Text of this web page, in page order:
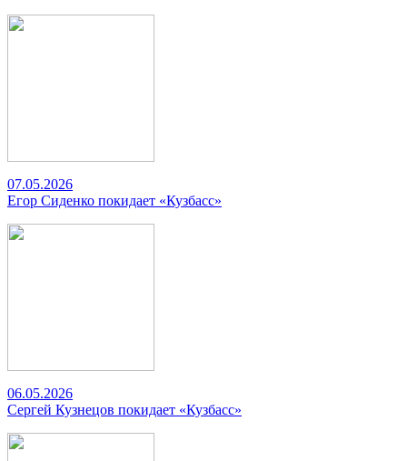
07.05.2026
Егор Сиденко покидает «Кузбасс»
06.05.2026
Сергей Кузнецов покидает «Кузбасс»